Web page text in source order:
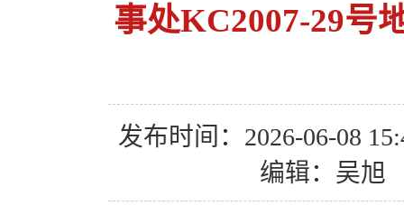
事处KC2007-29号
发布时间：2026-06-08
编辑：吴旭